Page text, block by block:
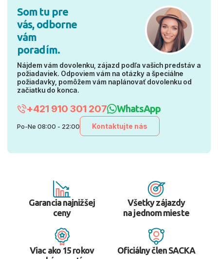
Som tu pre
vás, odborne
vám
poradím.
Nájdem vám dovolenku, zájazd podľa vašich predstáv a
požiadaviek. Odpoviem vám na otázky a špeciálne
požiadavky, pomôžem vám naplánovať dovolenku od
začiatku do konca.
+421 910 301 207 WhatsApp
Po-Ne 08:00 - 22:00 Kontaktujte nás
Garancia najnižšej
ceny
Všetky zájazdy
na jednom mieste
Viac ako 15 rokov
Oficiálny člen SACKA